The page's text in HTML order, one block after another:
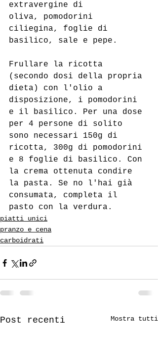
extravergine di
oliva, pomodorini
ciliegina, foglie di
basilico, sale e pepe.
Frullare la ricotta
(secondo dosi della propria
dieta) con l'olio a
disposizione, i pomodorini
e il basilico. Per una dose
per 4 persone di solito
sono necessari 150g di
ricotta, 300g di pomodorini
e 8 foglie di basilico. Con
la crema ottenuta condire
la pasta. Se no l'hai già
consumata, completa il
pasto con la verdura.
piatti unici
pranzo e cena
carboidrati
Post recenti Mostra tutti